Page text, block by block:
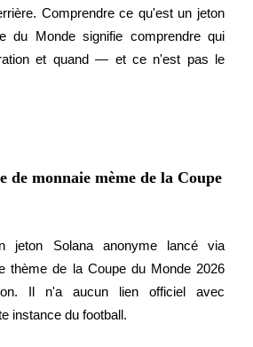
!
recevoir des récompenses en espèces
Comprendre ce qu'est un jeton
du Monde signifie comprendre qui
et quand — et ce n'est pas le
de monnaie mème de la Coupe
jeton Solana anonyme lancé via
thème de la Coupe du Monde 2026
Il n'a aucun lien officiel avec
instance du football.